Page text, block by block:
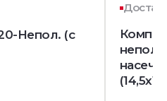
Непол. (с
непол.